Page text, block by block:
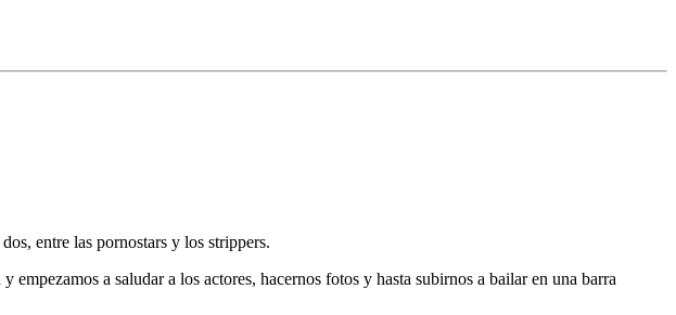
entre las pornostars y los strippers.
a saludar a los actores, hacernos fotos y hasta subirnos a bailar en una barra